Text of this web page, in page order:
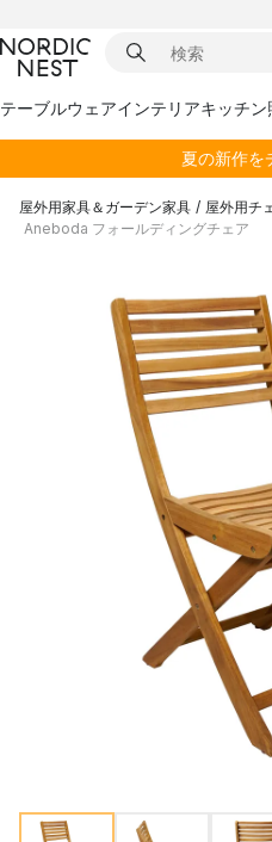
テーブルウェアインテリアキッチン
夏の新作を
屋外用家具＆ガーデン家具 / 屋外用チ
Aneboda フォールディングチェア